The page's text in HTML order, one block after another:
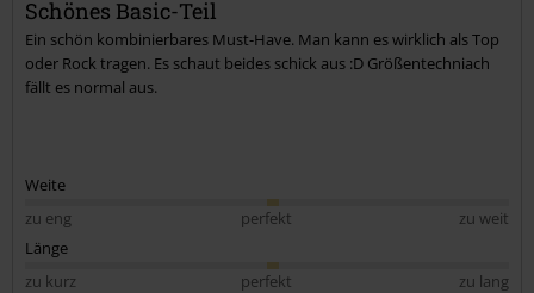
Schönes Basic-Teil
Ein schön kombinierbares Must-Have. Man kann es wirklich als Top
oder Rock tragen. Es schaut beides schick aus :D Größentechniach
fällt es normal aus.
Weite
zu eng
perfekt
zu weit
Länge
zu kurz
perfekt zu lang